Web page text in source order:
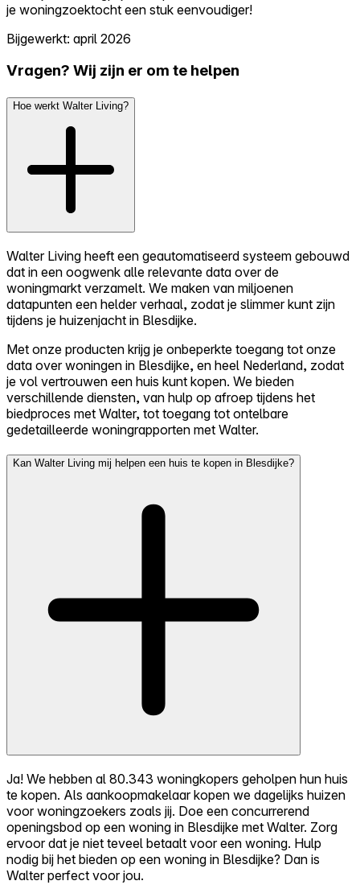
je woningzoektocht een stuk eenvoudiger!
Bijgewerkt: april 2026
Vragen? Wij zijn er om te helpen
Hoe werkt Walter Living?
Walter Living heeft een geautomatiseerd systeem gebouwd
dat in een oogwenk alle relevante data over de
woningmarkt verzamelt. We maken van miljoenen
datapunten een helder verhaal, zodat je slimmer kunt zijn
tijdens je huizenjacht in Blesdijke.
Met onze producten krijg je onbeperkte toegang tot onze
data over woningen in Blesdijke, en heel Nederland, zodat
je vol vertrouwen een huis kunt kopen. We bieden
verschillende diensten, van hulp op afroep tijdens het
biedproces met Walter, tot toegang tot ontelbare
gedetailleerde woningrapporten met Walter.
Kan Walter Living mij helpen een huis te kopen in Blesdijke?
Ja! We hebben al 80.343 woningkopers geholpen hun huis
te kopen. Als aankoopmakelaar kopen we dagelijks huizen
voor woningzoekers zoals jij. Doe een concurrerend
openingsbod op een woning in Blesdijke met Walter. Zorg
ervoor dat je niet teveel betaalt voor een woning. Hulp
nodig bij het bieden op een woning in Blesdijke? Dan is
Walter perfect voor jou.